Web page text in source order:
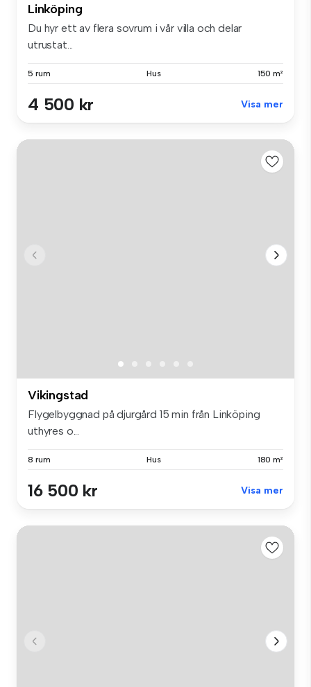
Linköping
Du hyr ett av flera sovrum i vår villa och delar
utrustat...
5 rum Hus 150 m²
4 500 kr Visa mer
Vikingstad
Flygelbyggnad på djurgård 15 min från Linköping
uthyres o...
8 rum Hus 180 m²
16 500 kr Visa mer